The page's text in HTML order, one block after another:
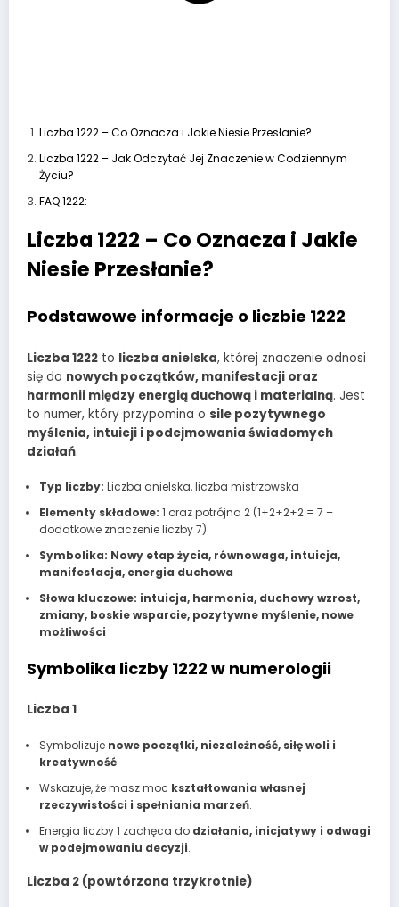
Liczba 1222 – Co Oznacza i Jakie Niesie Przesłanie?
Liczba 1222 – Jak Odczytać Jej Znaczenie w Codziennym
Życiu?
FAQ 1222:
Liczba 1222 – Co Oznacza i Jakie
Niesie Przesłanie?
Podstawowe informacje o liczbie 1222
Liczba 1222 to liczba anielska, której znaczenie odnosi
się do nowych początków, manifestacji oraz
harmonii między energią duchową i materialną. Jest
to numer, który przypomina o sile pozytywnego
myślenia, intuicji i podejmowania świadomych
działań.
Typ liczby: Liczba anielska, liczba mistrzowska
Elementy składowe: 1 oraz potrójna 2 (1+2+2+2 = 7 –
dodatkowe znaczenie liczby 7)
Symbolika: Nowy etap życia, równowaga, intuicja,
manifestacja, energia duchowa
Słowa kluczowe: intuicja, harmonia, duchowy wzrost,
zmiany, boskie wsparcie, pozytywne myślenie, nowe
możliwości
Symbolika liczby 1222 w numerologii
Liczba 1
Symbolizuje nowe początki, niezależność, siłę woli i
kreatywność.
Wskazuje, że masz moc kształtowania własnej
rzeczywistości i spełniania marzeń.
Energia liczby 1 zachęca do działania, inicjatywy i odwagi
w podejmowaniu decyzji.
Liczba 2 (powtórzona trzykrotnie)